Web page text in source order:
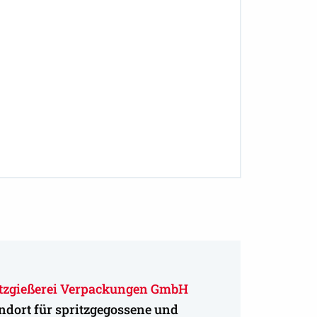
Verpackungen GmbH
für spritzgegossene und